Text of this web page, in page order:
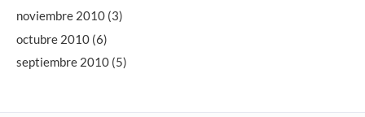
noviembre 2010 (3)
octubre 2010 (6)
septiembre 2010 (5)